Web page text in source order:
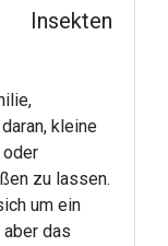
Insekten
kleine
zu lassen.
um ein
das